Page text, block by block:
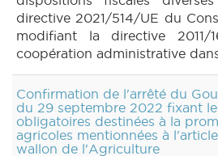
directive 2021/514/UE du
modifiant la directive 2011/
coopération administrative
Confirmation de l'arrêté du
du 29 septembre 2022 fixant
obligatoires destinées à la
agricoles mentionnées à
wallon de l'Agriculture